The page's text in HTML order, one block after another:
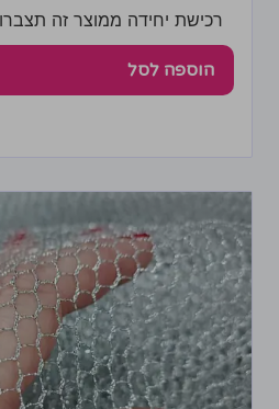
רכישת יחידה ממוצר זה תצברו 2 נקודות!
הוספה לסל